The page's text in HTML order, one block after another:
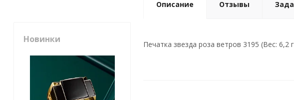
Описание Отзывы
Печатка звезда роза ветров 3195 (Вес: 6,2
Новинки